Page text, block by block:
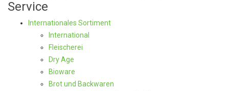
Service
Internationales Sortiment
International
Fleischerei
Dry Age
Bioware
Brot und Backwaren